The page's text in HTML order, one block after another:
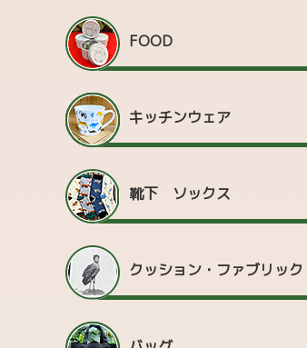
FOOD
キッチンウェア
靴下 ソックス
クッション・ファブリック